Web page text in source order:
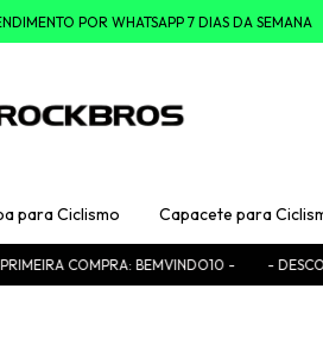
POR WHATSAPP 7 DIAS DA SEMANA
para Ciclismo Capacete para
COMPRA: BEMVINDO10 - -